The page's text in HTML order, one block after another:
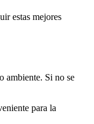
estas mejores
ambiente. Si no se
para la